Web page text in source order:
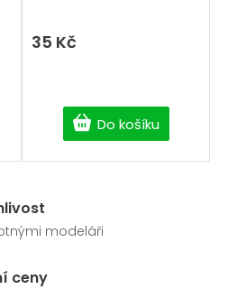
35 Kč
Do košíku
modeláři
ceny